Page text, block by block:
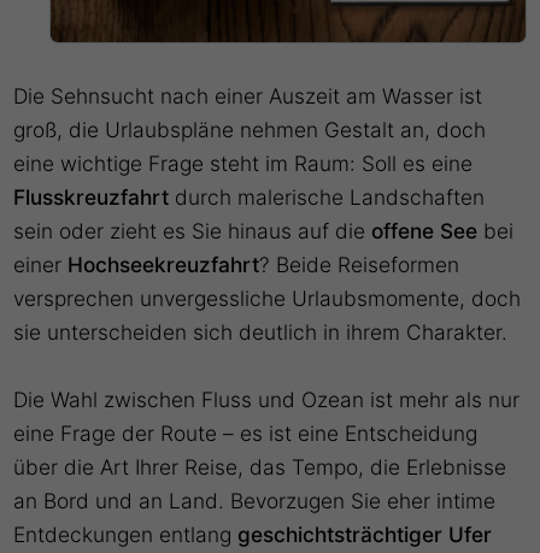
Die Sehnsucht nach einer Auszeit am Wasser ist
groß, die Urlaubspläne nehmen Gestalt an, doch
eine wichtige Frage steht im Raum: Soll es eine
Flusskreuzfahrt durch malerische Landschaften
sein oder zieht es Sie hinaus auf die offene See bei
einer Hochseekreuzfahrt? Beide Reiseformen
versprechen unvergessliche Urlaubsmomente, doch
sie unterscheiden sich deutlich in ihrem Charakter.
Die Wahl zwischen Fluss und Ozean ist mehr als nur
eine Frage der Route – es ist eine Entscheidung
über die Art Ihrer Reise, das Tempo, die Erlebnisse
an Bord und an Land. Bevorzugen Sie eher intime
Entdeckungen entlang geschichtsträchtiger Ufer